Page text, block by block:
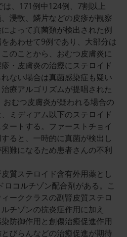
は、171例中124例、7割以上
浸軟、鱗片などの皮疹が観察
よって真菌類が検出された例
あわせて9例であり、大部分は
のことから、おむつ皮膚炎に
・皮膚炎の治療にステロイド
ない場合は真菌感染症も疑い
療アルゴリズムが提唱された
おむつ皮膚炎が疑われる場合の
ミディアム以下のステロイド
ートする。ファーストチョイ
ると、一時的に真菌が検出し
難になるため患者さんの不利
質ステロイド含有外用薬とし
コルチゾン配合剤がある。こ
ーククラスの副腎皮質ステロ
チゾンの抗炎症作用に加え
防御作用と創傷治癒促進作用
びらんなどの治癒促進が期待